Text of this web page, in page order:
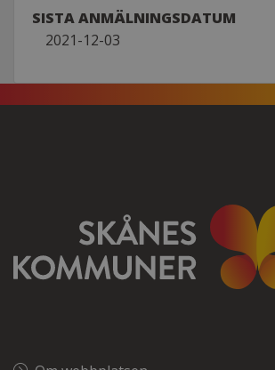
SISTA ANMÄLNINGSDATUM
2021-12-03